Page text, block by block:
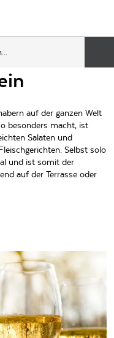
auf der ganzen Welt
besonders macht, ist
Salaten und
Selbst solo
und ist somit der
auf der Terrasse oder